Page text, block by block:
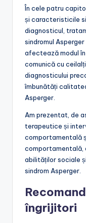
În cele patru
și caracteristicile
diagnosticul,
sindromul
afectează modul
comunică cu
diagnosticului
îmbunătăți
Asperger.
Am prezentat, de
terapeutice și
comportamentală
comportamentală,
abilităților sociale
sindrom Asperger.
îngrijitori